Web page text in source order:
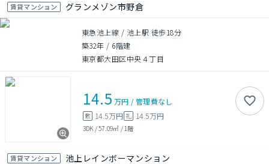
賃貸マンション グランメゾン市野倉
東急池上線 / 池上駅 徒歩18分
築32年 / 6階建
東京都大田区中央４丁目
14.5 万円 /管理費なし
敷 14.5万円 礼 14.5万円
3DK /57.09㎡ / 1階
賃貸マンション 池上レインボーマンション